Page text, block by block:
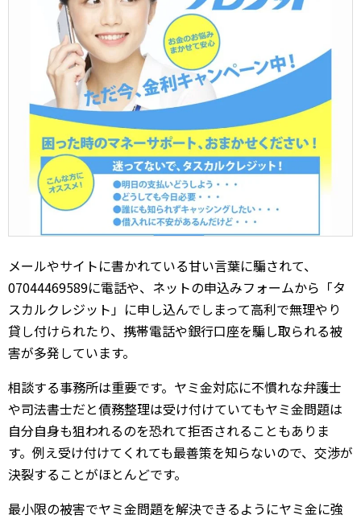
メールやサイトに書かれている甘い言葉に騙されて、
07044469589に電話や、ネットの申込みフォームから「タ
スカルクレジット」に申し込んでしまって高利で無理やり
貸し付けられたり、携帯電話や銀行口座を騙し取られる被
害が多発しています。
相談する事務所は重要です。ヤミ金対応に不慣れな弁護士
や司法書士だと債務整理は受け付けていてもヤミ金問題は
自分自身も狙われるのを恐れて拒否されることもありま
す。例え受け付けてくれても最善策を知らないので、交渉が
決裂することがほとんどです。
最小限の被害でヤミ金問題を解決できるようにヤミ金に強